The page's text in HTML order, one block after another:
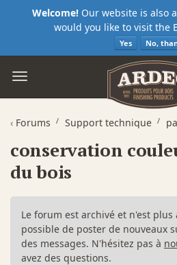
Welcome! Our website is also
would you like to visit the
Yes No,
‹ Forums Support technique
conservation
du bois
Le forum est archivé et n'est
possible de poster de nouveaux
des messages. N'hésitez pas à
avez des questions.